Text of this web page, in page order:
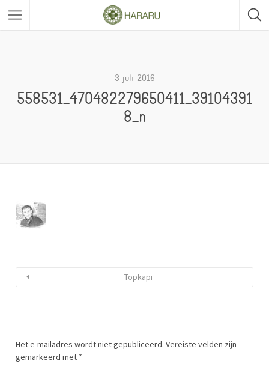
3 juli 2016
558531_470482279650411_39104391
8_n
Topkapi
Het e-mailadres wordt niet gepubliceerd. Vereiste velden zijn
gemarkeerd met *